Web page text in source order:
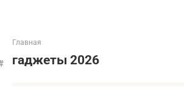
Главная
гаджеты 2026